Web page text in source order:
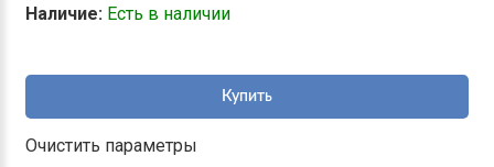
Наличие: Есть в наличии
Купить
Очистить параметры